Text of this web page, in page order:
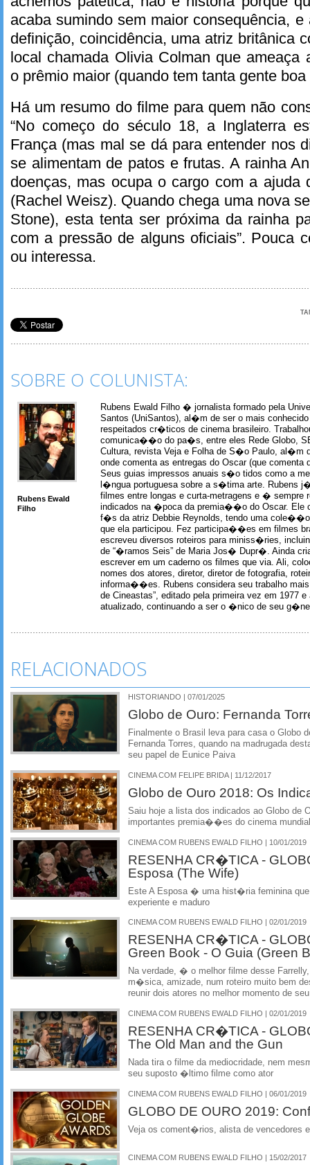
acaba sumindo sem maior consequência,
definição, coincidência, uma atriz britânica
local chamada Olivia Colman que ameaça
o prêmio maior (quando tem tanta gente
Há um resumo do filme para quem não
“No começo do século 18, a Inglaterra
França (mas mal se dá para entender nos
se alimentam de patos e frutas. A rainha
doenças, mas ocupa o cargo com a ajuda
(Rachel Weisz). Quando chega uma nova
Stone), esta tenta ser próxima da rainha
com a pressão de alguns oficiais”. Pouca
ou interessa.
SOBRE O COLUNISTA:
Rubens Ewald
Filho
Rubens Ewald Filho � jornalista formado pela
Santos (UniSantos), al�m de ser o mais
respeitados cr�ticos de cinema brasileiro.
comunica��o do pa�s, entre eles Rede Globo,
Cultura, revista Veja e Folha de S�o Paulo, al�m
onde comenta as entregas do Oscar (que comenta
Seus guias impressos anuais s�o tidos como a
l�ngua portuguesa sobre a s�tima arte. Rubens
filmes entre longas e curta-metragens e � sempre
indicados na �poca da premia��o do Oscar. Ele
f�s da atriz Debbie Reynolds, tendo uma
que ela participou. Fez participa��es em filmes
escreveu diversos roteiros para miniss�ries,
de “�ramos Seis” de Maria Jos� Dupr�. Ainda
escrever em um caderno os filmes que via. Ali,
nomes dos atores, diretor, diretor de fotografia,
informa��es. Rubens considera seu trabalho
de Cineastas”, editado pela primeira vez em 1977 e
atualizado, continuando a ser o �nico de seu
RELACIONADOS
HISTORIANDO | 07/01/2025
Globo de Ouro: Fernanda
Finalmente o Brasil leva para casa o Globo
Fernanda Torres, quando na madrugada
seu papel de Eunice Paiva
CINEMA COM FELIPE BRIDA | 11/12/2017
Globo de Ouro 2018: Os
Saiu hoje a lista dos indicados ao Globo de
importantes premia��es do cinema
CINEMA COM RUBENS EWALD FILHO | 10/01/2019
RESENHA CR�TICA -
Esposa (The Wife)
Este A Esposa � uma hist�ria feminina
experiente e maduro
CINEMA COM RUBENS EWALD FILHO | 02/01/2019
RESENHA CR�TICA -
Green Book - O Guia (Green
Na verdade, � o melhor filme desse
m�sica, amizade, num roteiro muito bem
reunir dois atores no melhor momento de
CINEMA COM RUBENS EWALD FILHO | 02/01/2019
RESENHA CR�TICA -
The Old Man and the Gun
Nada tira o filme da mediocridade, nem
seu suposto �ltimo filme como ator
CINEMA COM RUBENS EWALD FILHO | 06/01/2019
GLOBO DE OURO 2019:
Veja os coment�rios, alista de vencedores
CINEMA COM RUBENS EWALD FILHO | 15/02/2017